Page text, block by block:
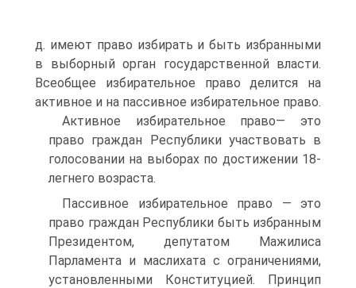
д. имеют право избирать и быть избранными
в выборный орган государственной власти.
Всеобщее избирательное право делится на
активное и на пассивное избирательное право.
Активное избирательное право— это
право граждан Республики участвовать в
голосовании на выборах по достижении 18-
легнего возраста.
Пассивное избирательное право — это
право граждан Республики быть избранным
Президентом, депутатом Мажилиса
Парламента и маслихата с ограничениями,
установленными Конституцией. Принцип